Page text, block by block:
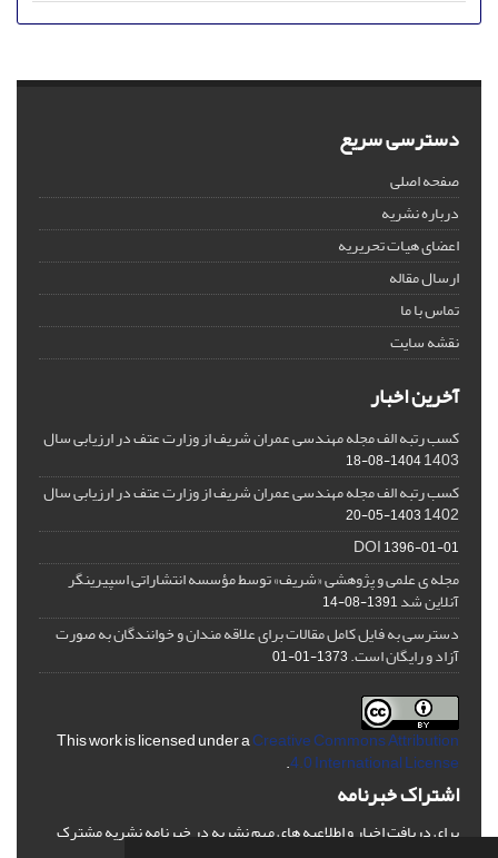
دسترسی سریع
صفحه اصلی
درباره نشریه
اعضای هیات تحریریه
ارسال مقاله
تماس با ما
نقشه سایت
آخرین اخبار
کسب رتبه الف مجله مهندسی عمران شریف از وزارت عتف در ارزیابی سال
1403
1404-08-18
کسب رتبه الف مجله مهندسی عمران شریف از وزارت عتف در ارزیابی سال
1402
1403-05-20
DOI1396-01-01
مجله ی علمی و پژوهشی «شریف» توسط مؤسسه انتشاراتی اسپیرینگر
آنلاین شد1391-08-14
دسترسی به فایل کامل مقالات برای علاقه مندان و خوانندگان به صورت
آزاد و رایگان است.1373-01-01
This work is licensed under aCreative Commons Attribution
4.0 International License
.
اشتراک خبرنامه
برای دریافت اخبار و اطلاعیه های مهم نشریه در خبرنامه نشریه مشترک